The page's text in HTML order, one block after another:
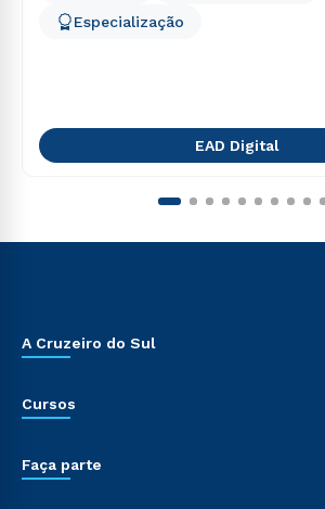
Especialização
EAD Digital
A Cruzeiro do Sul
Cursos
Faça parte